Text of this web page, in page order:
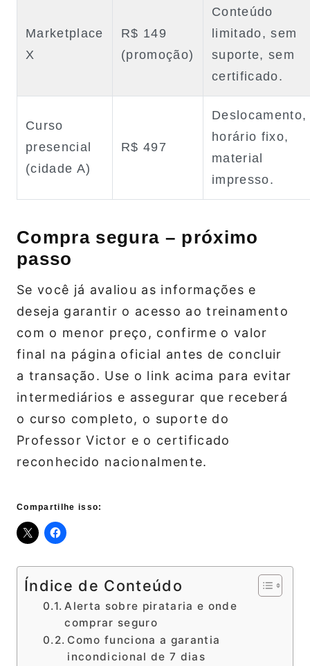
Marketplace
X
R$ 149
(promoção)
Conteúdo
limitado, sem
suporte, sem
certificado.
Curso
presencial
(cidade A)
R$ 497
Deslocamento,
horário fixo,
material
impresso.
Compra segura – próximo
passo
Se você já avaliou as informações e
deseja garantir o acesso ao treinamento
com o menor preço, confirme o valor
final na página oficial antes de concluir
a transação. Use o link acima para evitar
intermediários e assegurar que receberá
o curso completo, o suporte do
Professor Victor e o certificado
reconhecido nacionalmente.
Compartilhe isso:
Índice de Conteúdo
Alerta sobre pirataria e onde
comprar seguro
Como funciona a garantia
incondicional de 7 dias